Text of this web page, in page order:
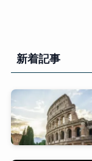
新着記事